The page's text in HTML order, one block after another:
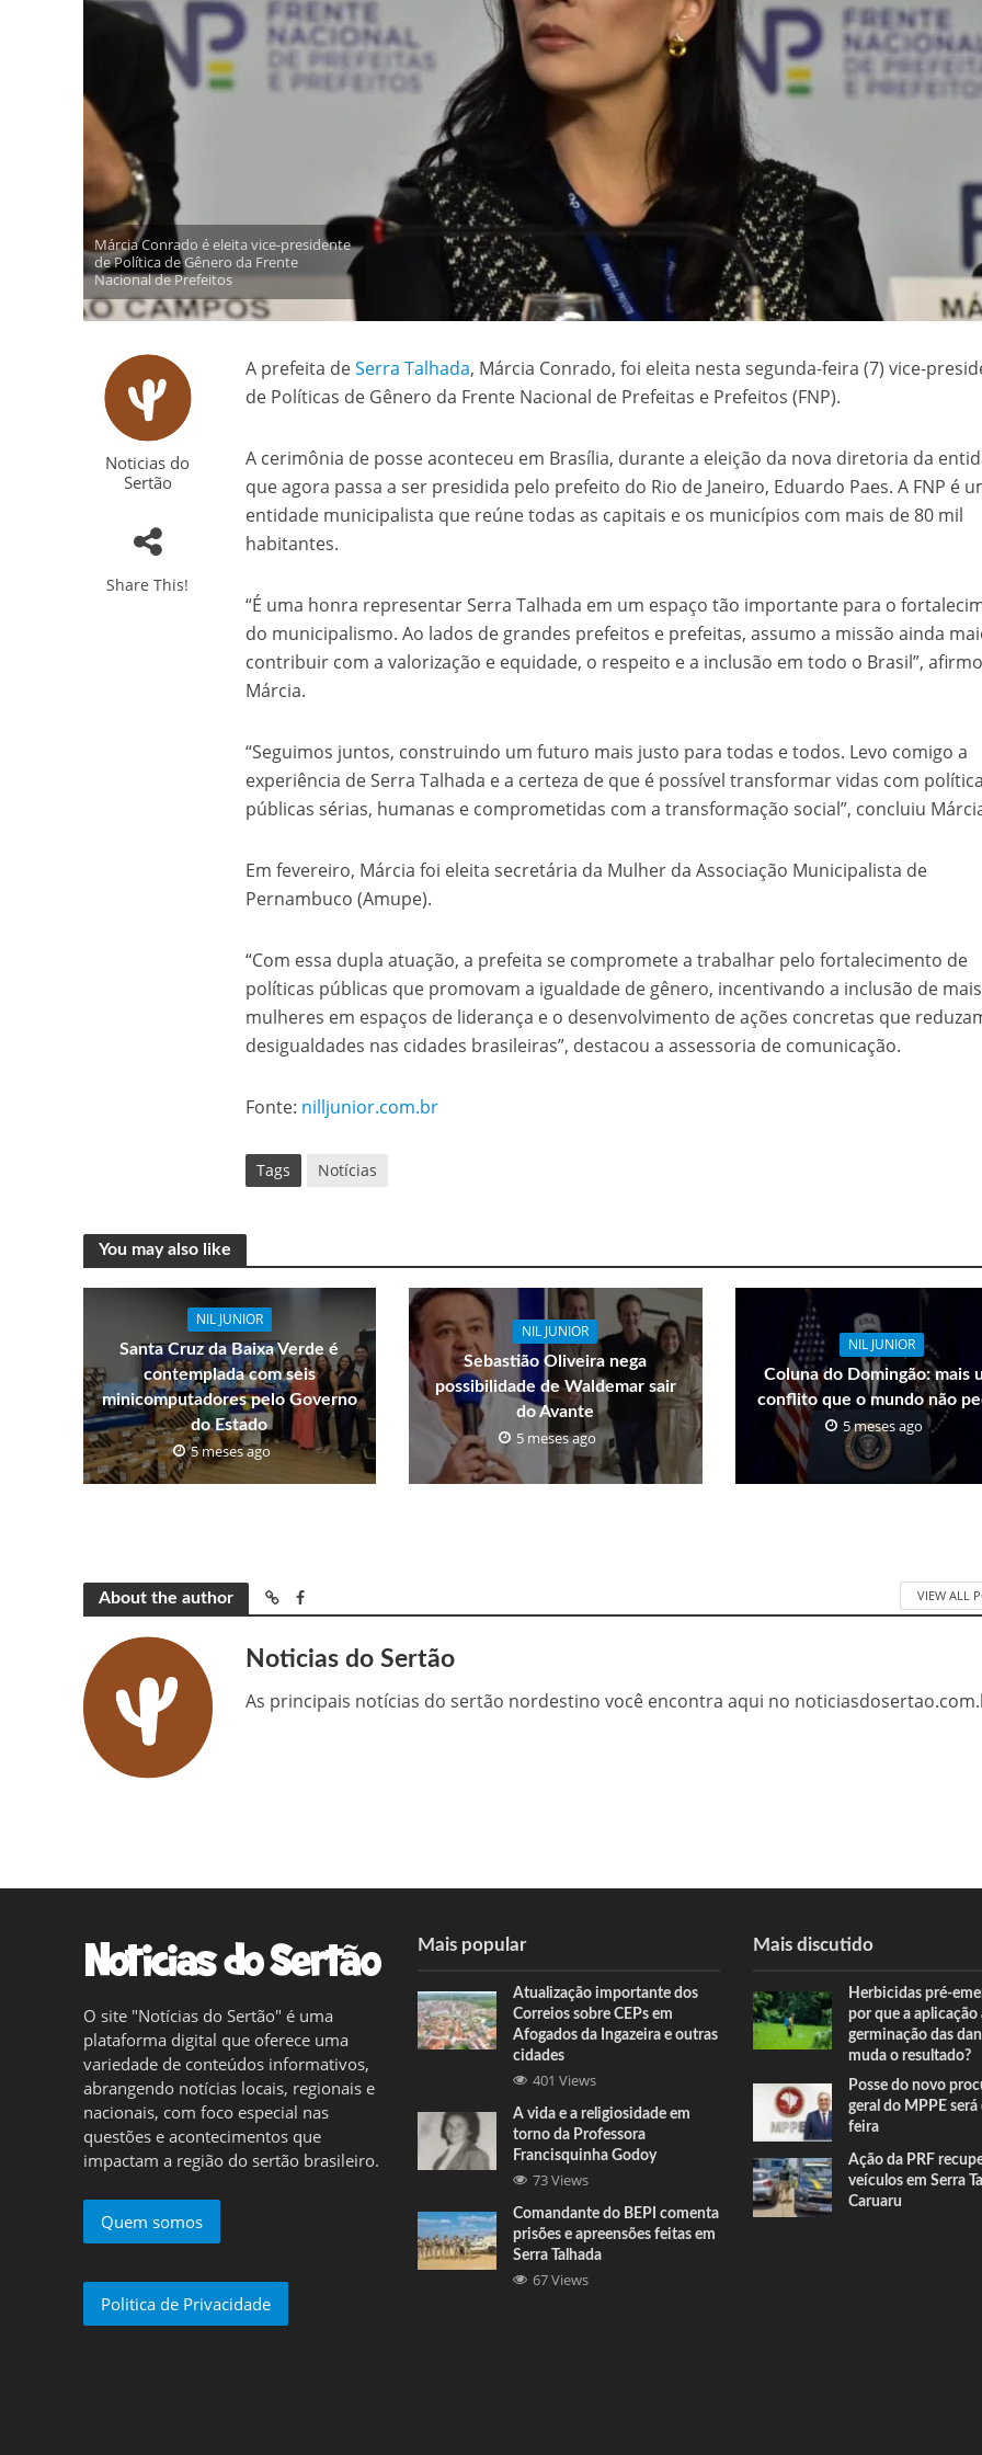
Márcia Conrado é eleita vice-presidente
de Política de Gênero da Frente
Nacional de Prefeitos
Noticias do
Sertão
Share This!
A prefeita deSerra Talhada, Márcia Conrado, foi eleita nesta segunda-feira (7) vice-
de Políticas de Gênero da Frente Nacional de Prefeitas e Prefeitos (FNP).
A cerimônia de posse aconteceu em Brasília, durante a eleição da nova diretoria da
que agora passa a ser presidida pelo prefeito do Rio de Janeiro, Eduardo Paes. A FNP é
entidade municipalista que reúne todas as capitais e os municípios com mais de 80 mil
habitantes.
“É uma honra representar Serra Talhada em um espaço tão importante para o
do municipalismo. Ao lados de grandes prefeitos e prefeitas, assumo a missão ainda
contribuir com a valorização e equidade, o respeito e a inclusão em todo o Brasil”,
Márcia.
“Seguimos juntos, construindo um futuro mais justo para todas e todos. Levo comigo a
experiência de Serra Talhada e a certeza de que é possível transformar vidas com
públicas sérias, humanas e comprometidas com a transformação social”, concluiu
Em fevereiro, Márcia foi eleita secretária da Mulher da Associação Municipalista de
Pernambuco (Amupe).
“Com essa dupla atuação, a prefeita se compromete a trabalhar pelo fortalecimento de
políticas públicas que promovam a igualdade de gênero, incentivando a inclusão de mais
mulheres em espaços de liderança e o desenvolvimento de ações concretas que
desigualdades nas cidades brasileiras”, destacou a assessoria de comunicação.
Fonte: nilljunior.com.br
Tags Notícias
You may also like
NIL JUNIOR
Santa Cruz da Baixa Verde é
contemplada com seis
minicomputadores pelo Governo
do Estado
5 meses ago
NIL JUNIOR
Sebastião Oliveira nega
possibilidade de Waldemar sair
do Avante
5 meses ago
NIL JUNIOR
Coluna do Domingão: mais
conflito que o mundo não
5 meses ago
About the author VIEW ALL
Noticias do Sertão
As principais notícias do sertão nordestino você encontra aqui no
O site "Notícias do Sertão" é uma
plataforma digital que oferece uma
variedade de conteúdos informativos,
abrangendo notícias locais, regionais e
nacionais, com foco especial nas
questões e acontecimentos que
impactam a região do sertão brasileiro.
Quem somos
Politica de Privacidade
Mais popular
Atualização importante dos
Correios sobre CEPs em
Afogados da Ingazeira e outras
cidades
401 Views
A vida e a religiosidade em
torno da Professora
Francisquinha Godoy
73 Views
Comandante do BEPI comenta
prisões e apreensões feitas em
Serra Talhada
67 Views
Mais discutido
Herbicidas pré-
por que a aplicação
germinação das
muda o resultado?
Posse do novo
geral do MPPE
feira
Ação da PRF
veículos em Serra
Caruaru